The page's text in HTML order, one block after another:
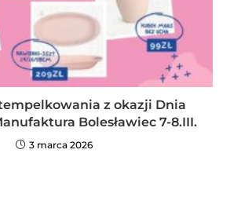
z okazji Dnia
Bolesławiec 7-8.III.
3 marca 2026